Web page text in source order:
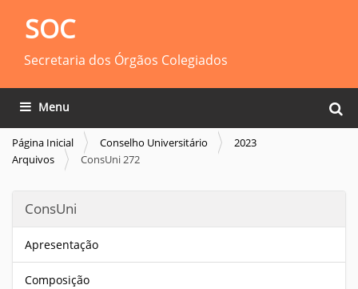
SOC
Secretaria dos Órgãos Colegiados
Busca
Toggle navigation
Página Inicial Conselho Universitário
2023
Arquivos
ConsUni 272
ConsUni
Apresentação
Composição